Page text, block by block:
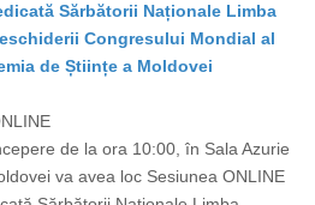
Sărbătorii Naționale Limba
Congresului Mondial al
de Științe a Moldovei
de la ora 10:00, în Sala Azurie
va avea loc Sesiunea ONLINE